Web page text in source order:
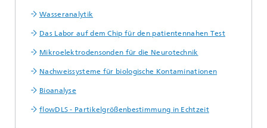
Wasseranalytik
Das Labor auf dem Chip für den patientennahen Test
Mikroelektrodensonden für die Neurotechnik
Nachweissysteme für biologische Kontaminationen
Bioanalyse
flowDLS - Partikelgrößenbestimmung in Echtzeit